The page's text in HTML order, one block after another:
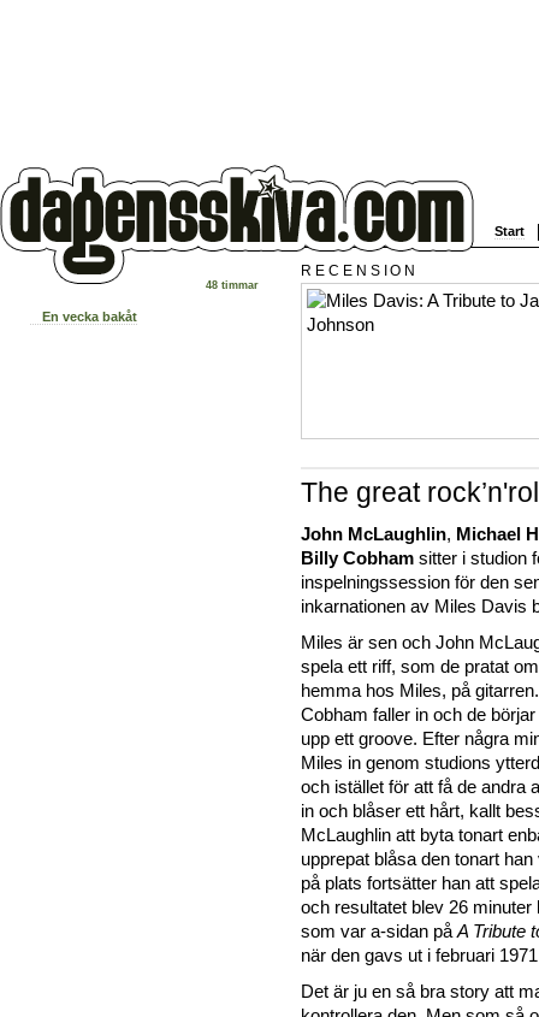
Start
48 timmar
En vecka bakåt
RECENSION
The great
John McLaughlin, Michael
Billy Cobham sitter i studion
inspelningssession för den
inkarnationen av Miles Davis
Miles är sen och John
spela ett riff, som de pratat
hemma hos Miles, på
Cobham faller in och de
upp ett groove. Efter några
Miles in genom studions
och istället för att få de andra
in och blåser ett hårt, kallt
McLaughlin att byta tonart
upprepat blåsa den tonart
på plats fortsätter han att
och resultatet blev 26 minuter
som var a-sidan på A Tribute
när den gavs ut i februari
Det är ju en så bra story att